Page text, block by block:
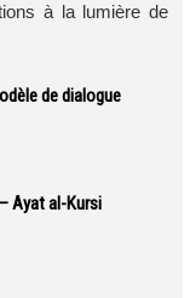
à la lumière de
de dialogue
Ayat al-Kursi